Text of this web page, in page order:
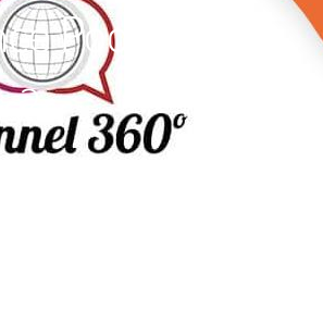
Pode